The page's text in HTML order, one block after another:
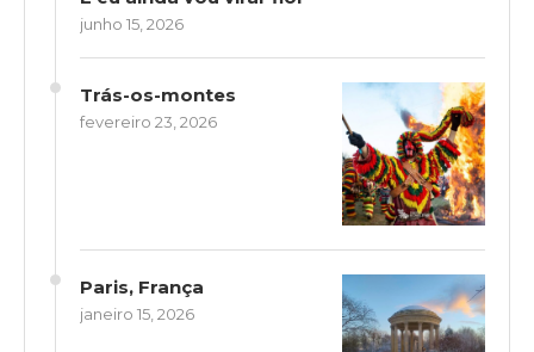
junho 15, 2026
Trás-os-montes
fevereiro 23, 2026
Paris, França
janeiro 15, 2026